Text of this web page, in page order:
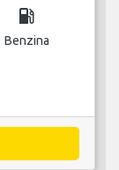
local_gas_station
Benzina